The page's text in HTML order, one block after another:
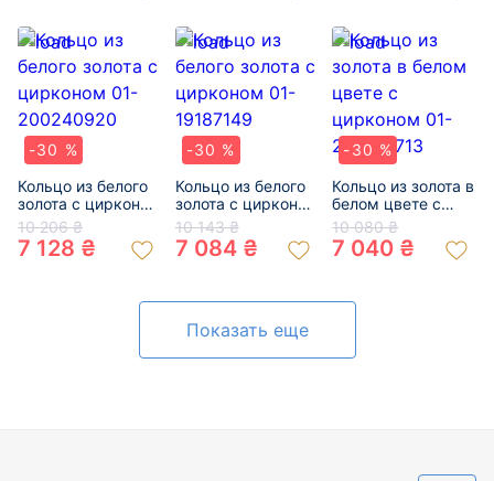
-30 %
Кольцо из белого
золота с цирконом
01-200240920
10 206 ₴
7 128 ₴
-30 %
Кольцо из белого
золота с цирконом
01-19187149
10 143 ₴
7 084 ₴
-30 %
Кольцо из золота в
белом цвете с
цирконом 01-
200109713
10 080 ₴
7 040 ₴
Показать еще